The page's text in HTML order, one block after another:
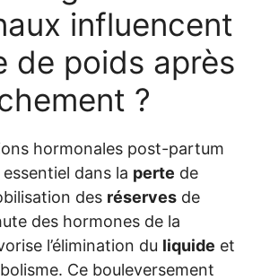
influencent
de poids après
?
hormonales post-partum
dans la perte de
des réserves de
des hormones de la
l’élimination du liquide et
Ce bouleversement